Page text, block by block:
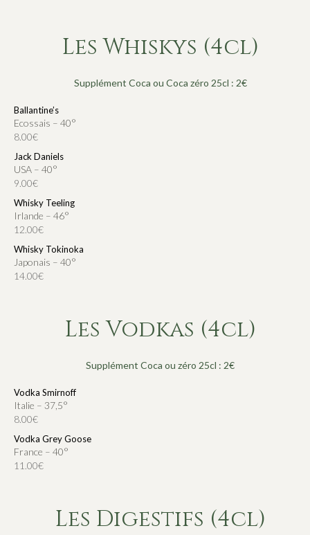
Les Whiskys (4cl)
Supplément Coca ou Coca zéro 25cl : 2€
Ballantine’s
Ecossais – 40°
8.00€
Jack Daniels
USA – 40°
9.00€
Whisky Teeling
Irlande – 46°
12.00€
Whisky Tokinoka
Japonais – 40°
14.00€
Les Vodkas (4cl)
Supplément Coca ou zéro 25cl : 2€
Vodka Smirnoff
Italie – 37,5°
8.00€
Vodka Grey Goose
France – 40°
11.00€
Les Digestifs (4cl)